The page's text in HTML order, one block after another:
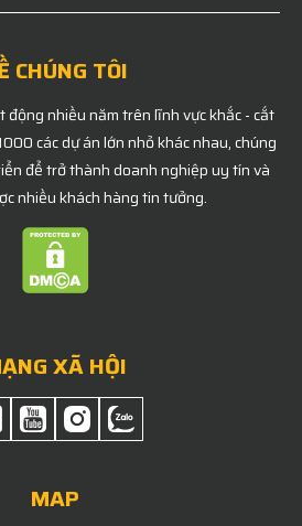
CHÚNG TÔI
động nhiều năm trên lĩnh vực khắc - cắt
các dự án lớn nhỏ khác nhau, chúng
để trở thành doanh nghiệp uy tín và
nhiều khách hàng tin tưởng.
XÃ HỘI
MAP